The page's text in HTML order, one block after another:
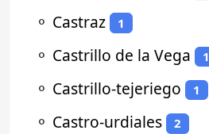
⚬ Castraz 1
⚬ Castrillo de la Vega 1
⚬ Castrillo-tejeriego 1
⚬ Castro-urdiales 2